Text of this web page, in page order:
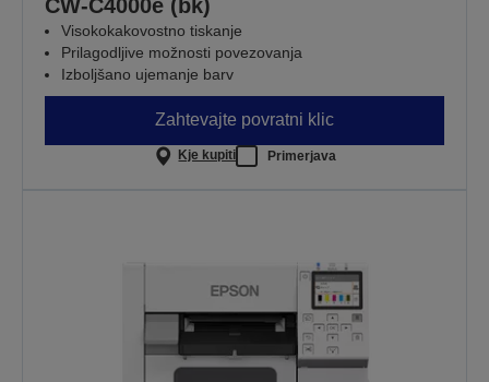
CW-C4000e (bk)
Visokokakovostno tiskanje
Prilagodljive možnosti povezovanja
Izboljšano ujemanje barv
Zahtevajte povratni klic
Kje kupiti Primerjava